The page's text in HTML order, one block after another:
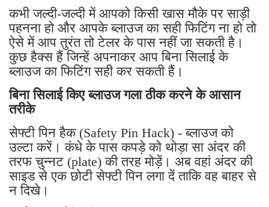
कभी जल्दी-जल्दी में आपको किसी खास मौके पर साड़ी
पहनना हो और आपके ब्लाउज का सही फिटिंग ना हो तो
ऐसे में आप तुरंत तो टेलर के पास नहीं जा सकती है।
कुछ हैक्स हैं जिन्हें अपनाकर आप बिना सिलाई के
ब्लाउज का फिटिंग सही कर सकती हैं।
बिना सिलाई किए ब्लाउज गला ठीक करने के आसान
तरीके
सेफ्टी पिन हैक (Safety Pin Hack) - ब्लाउज को
उल्टा करें। कंधे के पास कपड़े को थोड़ा सा अंदर की
तरफ चुन्नट (plate) की तरह मोड़ें। अब वहां अंदर की
साइड से एक छोटी सेफ्टी पिन लगा दें ताकि वह बाहर से
न दिखे।